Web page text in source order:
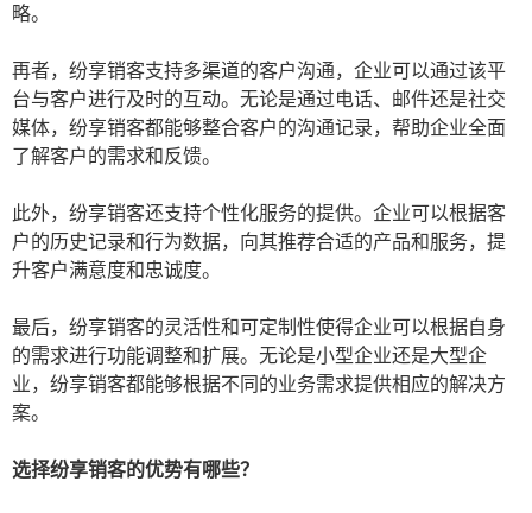
略。
再者，纷享销客支持多渠道的客户沟通，企业可以通过该平
台与客户进行及时的互动。无论是通过电话、邮件还是社交
媒体，纷享销客都能够整合客户的沟通记录，帮助企业全面
了解客户的需求和反馈。
此外，纷享销客还支持个性化服务的提供。企业可以根据客
户的历史记录和行为数据，向其推荐合适的产品和服务，提
升客户满意度和忠诚度。
最后，纷享销客的灵活性和可定制性使得企业可以根据自身
的需求进行功能调整和扩展。无论是小型企业还是大型企
业，纷享销客都能够根据不同的业务需求提供相应的解决方
案。
选择纷享销客的优势有哪些？